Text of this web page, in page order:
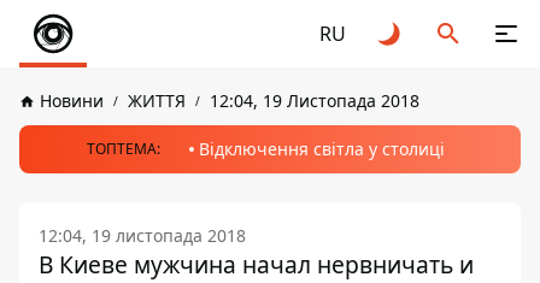
RU
Новини ЖИТТЯ 12:04, 19 Листопада 2018
ТОПТЕМА: Відключення світла у столиці
12:04, 19 листопада 2018
В Киеве мужчина начал нервничать и